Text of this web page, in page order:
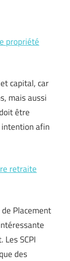
propriété
capital, car
mais aussi
être
afin
retraite
de Placement
SCPI
des